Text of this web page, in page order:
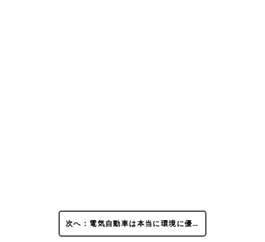
次へ：電気自動車は本当に環境に優…